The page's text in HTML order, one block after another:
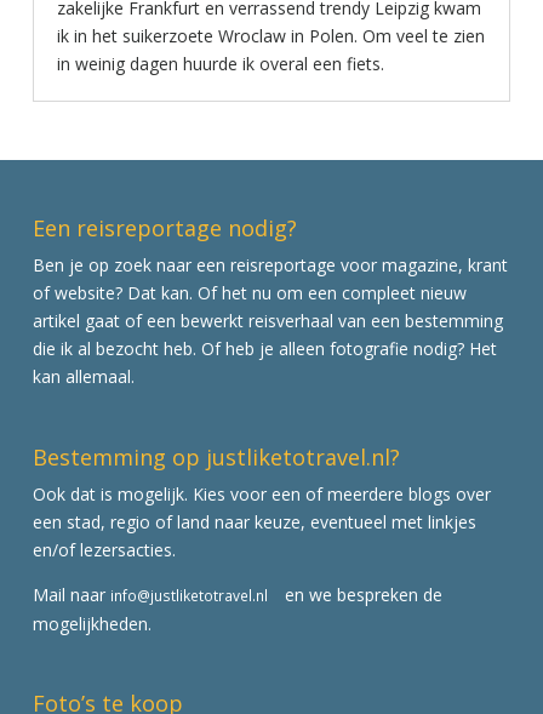
zakelijke Frankfurt en verrassend trendy Leipzig kwam
ik in het suikerzoete Wroclaw in Polen. Om veel te zien
in weinig dagen huurde ik overal een fiets.
Een reisreportage nodig?
Ben je op zoek naar een reisreportage voor magazine, krant
of website? Dat kan. Of het nu om een compleet nieuw
artikel gaat of een bewerkt reisverhaal van een bestemming
die ik al bezocht heb. Of heb je alleen fotografie nodig? Het
kan allemaal.
Bestemming op justliketotravel.nl?
Ook dat is mogelijk. Kies voor een of meerdere blogs over
een stad, regio of land naar keuze, eventueel met linkjes
en/of lezersacties.
Mail naar info@justliketotravel.nl
en we bespreken de
mogelijkheden.
Foto’s te koop